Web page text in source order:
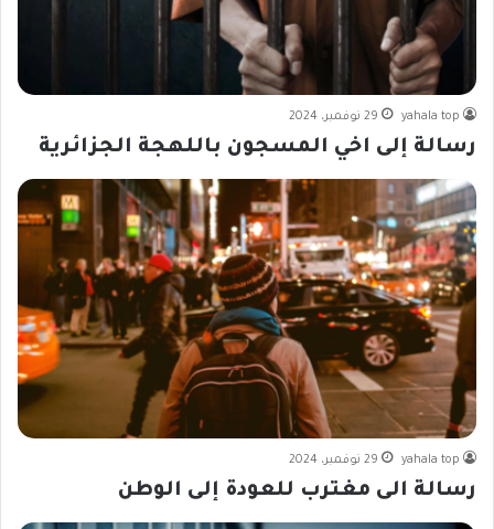
yahala top 29 نوفمبر، 2024
رسالة إلى اخي المسجون باللهجة الجزائرية
yahala top 29 نوفمبر، 2024
رسالة الى مغترب للعودة إلى الوطن